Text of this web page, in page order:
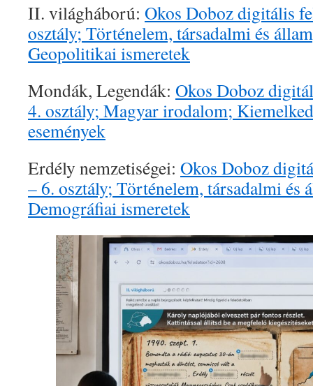
II. világháború: Okos Doboz digitális
osztály; Történelem, társadalmi és
Geopolitikai ismeretek
Mondák, Legendák: Okos Doboz
4. osztály; Magyar irodalom;
események
Erdély nemzetiségei: Okos Doboz
– 6. osztály; Történelem, társadalmi és
Demográfiai ismeretek